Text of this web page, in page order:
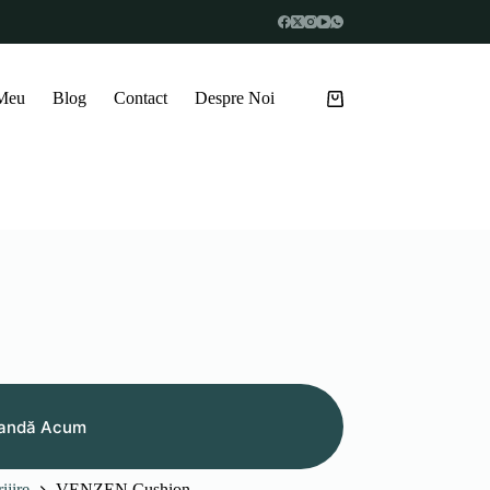
Blog Contact Despre Noi
Coș
Acum